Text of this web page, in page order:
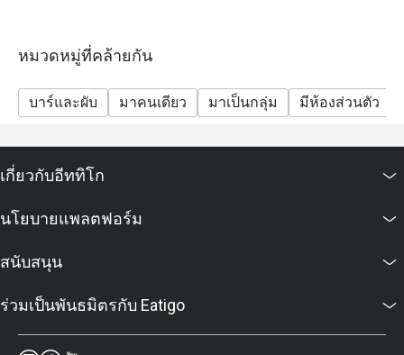
หมวดหมู่ที่คล้ายกัน
บาร์และผับ มาคนเดียว มาเป็นกลุ่ม มีห้องส่วนตัว
เกี่ยวกับอีททิโก
นโยบายแพลตฟอร์ม
สนับสนุน
ร่วมเป็นพันธมิตรกับ Eatigo